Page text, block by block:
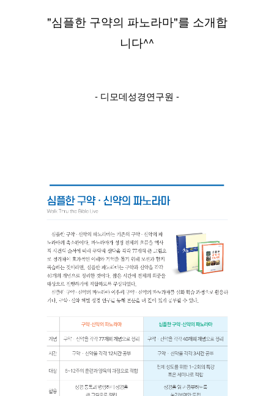
"심플한 구약의 파노라마"를 소개합
니다^^
- 디모데성경연구원 -